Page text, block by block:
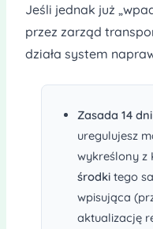
Jeśli jednak już
przez zarząd
działa system
Zasada 14
uregulujesz
wykreślony z
środkitego
wpisująca
aktualizację